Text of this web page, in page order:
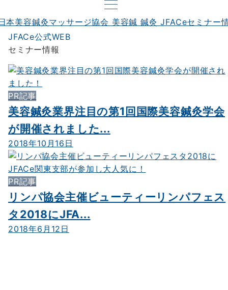
JFACe公式WEB
セミナー情報
PR記事
美容鍼灸業界注目の第1回国際美容鍼灸学会
が開催されました...
2018年10月16日
PR記事
リンパ協会主催ビューティーリンパフェス
タ2018にJFA...
2018年6月12日